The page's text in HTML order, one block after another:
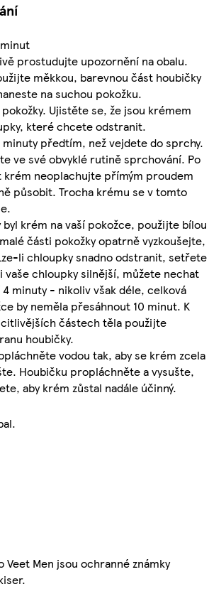
prostudujte upozornění na obalu.
měkkou, barevnou část houbičky
na suchou pokožku.
Ujistěte se, že jsou krémem
které chcete odstranit.
předtím, než vejdete do sprchy.
ve své obvyklé rutině sprchování. Po
neoplachujte přímým proudem
působit. Trocha krému se v tomto
krém na vaší pokožce, použijte bílou
části pokožky opatrně vyzkoušejte,
li chloupky snadno odstranit, setřete
chloupky silnější, můžete nechat
minuty - nikoliv však déle, celková
by neměla přesáhnout 10 minut. K
částech těla použijte
houbičky.
vodou tak, aby se krém zcela
Houbičku propláchněte a vysušte,
aby krém zůstal nadále účinný.
Veet Men jsou ochranné známky